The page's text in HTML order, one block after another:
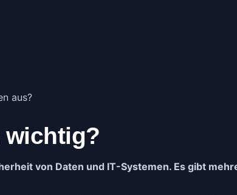
aus?
wichtig?
von Daten und IT-Systemen. Es gibt